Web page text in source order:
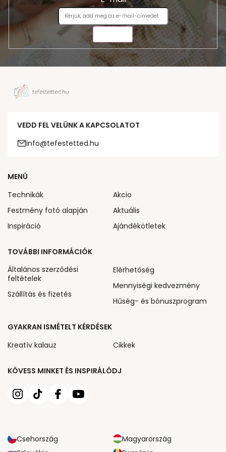
VEDD FEL VELÜNK A KAPCSOLATOT
info@tefestetted.hu
KÖVESS MINKET ÉS INSPIRÁLÓDJ
Csehország
Magyarország
MENÜ
Technikák
Festmény fotó alapján
Inspiráció
Akcio
Aktuális
Ajándékötletek
TOVÁBBI INFORMÁCIÓK
Általános szerződési
feltételek
Szállítás és fizetés
Elérhetőség
Mennyiségi kedvezmény
Hűség- és bónuszprogram
GYAKRAN ISMÉTELT KÉRDÉSEK
Kreatív kalauz
Cikkek